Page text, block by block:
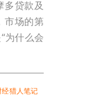
多贷款及
市场的第
为什么会
经猎人笔记